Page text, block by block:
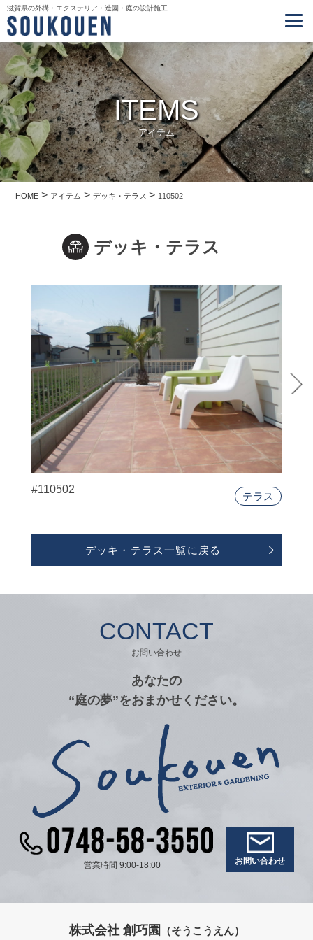
滋賀県の外構・エクステリア・造園・庭の設計施工
ITEMS
アイテム
HOME > アイテム >デッキ・テラス> 110502
デッキ・テラス
#110502
テラス
デッキ・テラス一覧に戻る
CONTACT
お問い合わせ
あなたの
“庭の夢”をおまかせください。
営業時間 9:00-18:00 お問い合わせ
株式会社 創巧園 （そうこうえん）